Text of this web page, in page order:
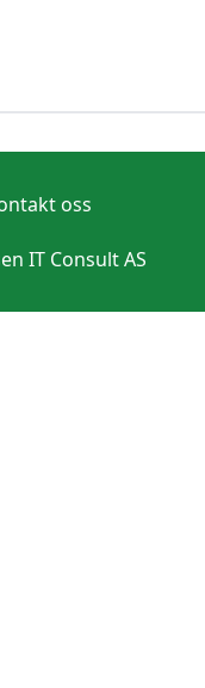
oss
IT Consult AS